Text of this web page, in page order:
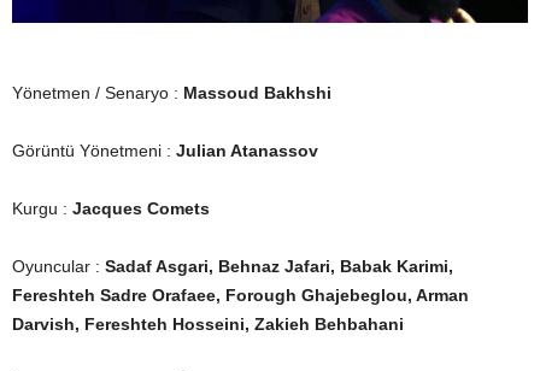
Yönetmen / Senaryo : Massoud Bakhshi
Görüntü Yönetmeni : Julian Atanassov
Kurgu : Jacques Comets
Oyuncular : Sadaf Asgari, Behnaz Jafari, Babak Karimi,
Fereshteh Sadre Orafaee, Forough Ghajebeglou, Arman
Darvish, Fereshteh Hosseini, Zakieh Behbahani